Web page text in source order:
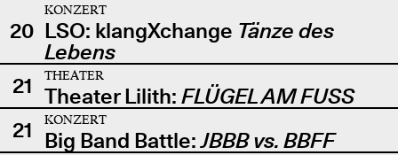
20
KONZERT
LSO: klangXchange Tänze des
Lebens
21
THEATER
Theater Lilith: FLÜGEL AM FUSS
21
KONZERT
Big Band Battle:JBBB vs. BBFF